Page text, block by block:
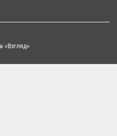
«Взгляд»